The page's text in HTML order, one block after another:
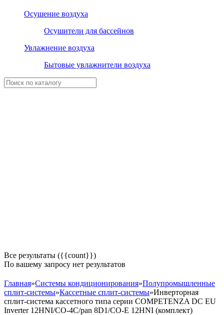
Осушение воздуха
Осушители для бассейнов
Увлажнение воздуха
Бытовые увлажнители воздуха
Все результаты ({{count}})
По вашему запросу нет результатов
Главная»Системы кондиционирования»Полупромышленные
сплит-системы»Кассетные сплит-системы»Инверторная
сплит-система кассетного типа серии COMPETENZA DC EU
Inverter 12HNI/CO-4C/pan 8D1/CO-E 12HNI (комплект)